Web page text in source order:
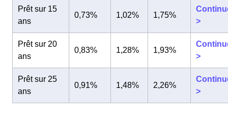
Prêt sur 15
ans
0,73% 1,02% 1,75%
>
Prêt sur 20
ans
0,83% 1,28% 1,93%
>
Prêt sur 25
ans
0,91% 1,48% 2,26%
>